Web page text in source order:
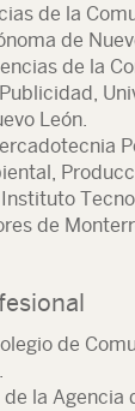
de la
de
de la
León.
de
de
la Agencia